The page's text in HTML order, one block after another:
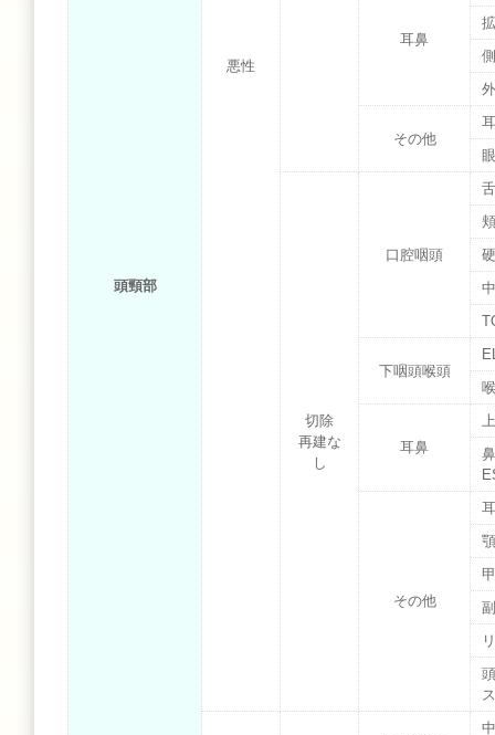
頭頸部
悪性
耳鼻
その他
切除
再建な
し
口腔咽頭
下咽頭喉頭
耳鼻
その他